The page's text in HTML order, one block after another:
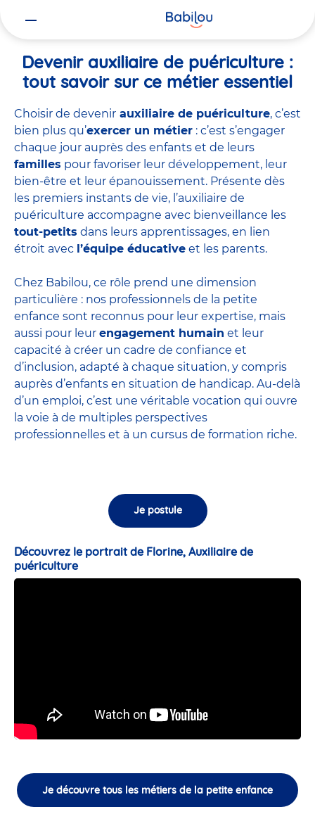
Devenir auxiliaire de puériculture :
tout savoir sur ce métier essentiel
Choisir de devenir auxiliaire de puériculture, c’est
bien plus qu’exercer un métier : c’est s’engager
chaque jour auprès des enfants et de leurs
familles pour favoriser leur développement, leur
bien-être et leur épanouissement. Présente dès
les premiers instants de vie, l’auxiliaire de
puériculture accompagne avec bienveillance les
tout-petits dans leurs apprentissages, en lien
étroit avec l’équipe éducative et les parents.
Chez Babilou, ce rôle prend une dimension
particulière : nos professionnels de la petite
enfance sont reconnus pour leur expertise, mais
aussi pour leur engagement humain et leur
capacité à créer un cadre de confiance et
d’inclusion, adapté à chaque situation, y compris
auprès d’enfants en situation de handicap. Au-delà
d’un emploi, c’est une véritable vocation qui ouvre
la voie à de multiples perspectives
professionnelles et à un cursus de formation riche.
Je postule
Découvrez le portrait de Florine, Auxiliaire de
puériculture
Je découvre tous les métiers de la petite enfance